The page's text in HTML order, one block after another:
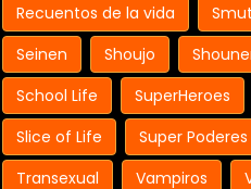
Recuentos de la vida
Smut
Seinen
Shoujo
School Life
SuperHeroes
Slice of Life
Super Poderes
Transexual
Vampiros